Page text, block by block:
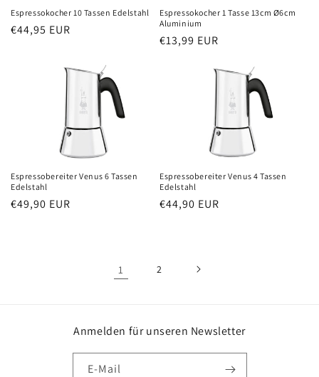
Espressokocher 10 Tassen Edelstahl
Normaler
€44,95 EUR
Espressokocher 1 Tasse 13cm Ø6cm
Aluminium
Normaler
€13,99 EUR
Espressobereiter Venus 6 Tassen
Edelstahl
Normaler
€49,90 EUR
Espressobereiter Venus 4 Tassen
Edelstahl
Normaler
€44,90 EUR
1 2
Anmelden für unseren Newsletter
E-Mail